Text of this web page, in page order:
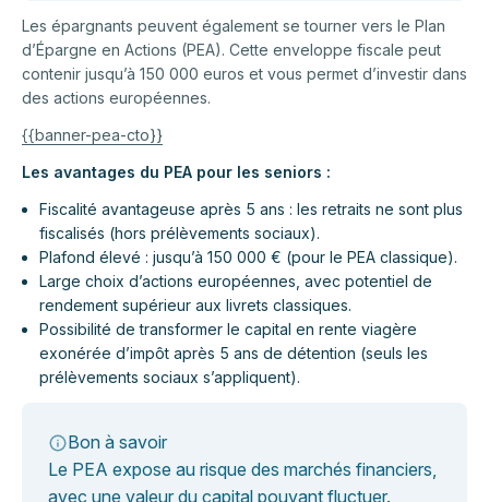
Les épargnants peuvent également se tourner vers le Plan
d’Épargne en Actions (PEA). Cette enveloppe fiscale peut
contenir jusqu’à 150 000 euros et vous permet d’investir dans
des actions européennes.
{{banner-pea-cto}}
Les avantages du PEA pour les seniors :
Fiscalité avantageuse après 5 ans : les retraits ne sont plus
fiscalisés (hors prélèvements sociaux).
Plafond élevé : jusqu’à 150 000 € (pour le PEA classique).
Large choix d’actions européennes, avec potentiel de
rendement supérieur aux livrets classiques.
Possibilité de transformer le capital en rente viagère
exonérée d’impôt après 5 ans de détention (seuls les
prélèvements sociaux s’appliquent).
Bon à savoir
Le PEA expose au risque des marchés financiers,
avec une valeur du capital pouvant fluctuer.